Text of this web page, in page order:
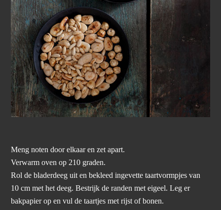
Meng noten door elkaar en zet apart.
Verwarm oven op 210 graden.
Rol de bladerdeeg uit en bekleed ingevette taartvormpjes van
10 cm met het deeg. Bestrijk de randen met eigeel. Leg er
bakpapier op en vul de taartjes met rijst of bonen.